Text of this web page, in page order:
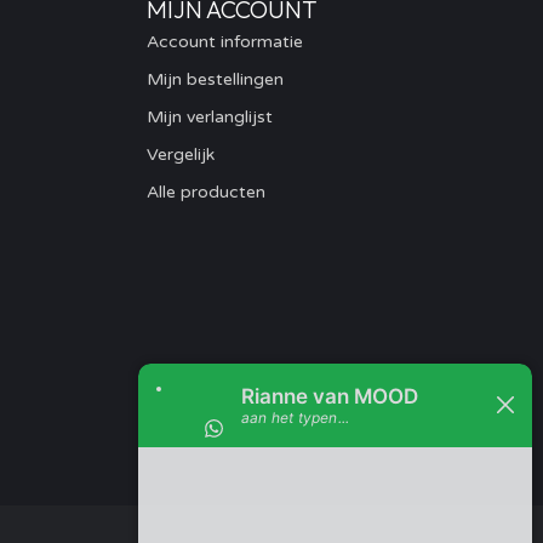
MIJN ACCOUNT
Account informatie
Mijn bestellingen
Mijn verlanglijst
Vergelijk
Alle producten